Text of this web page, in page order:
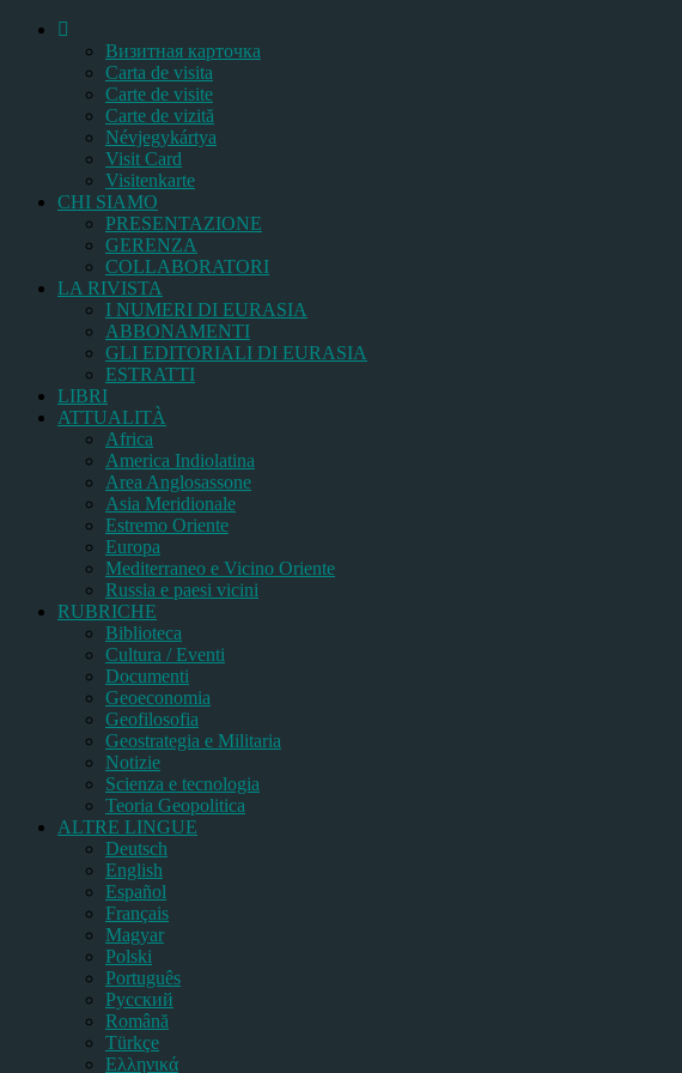
Bизитная карточка
Carta de visita
Carte de visite
Carte de vizită
Névjegykártya
Visit Card
Visitenkarte
CHI SIAMO
PRESENTAZIONE
GERENZA
COLLABORATORI
LA RIVISTA
I NUMERI DI EURASIA
ABBONAMENTI
GLI EDITORIALI DI EURASIA
ESTRATTI
LIBRI
ATTUALITÀ
Africa
America Indiolatina
Area Anglosassone
Asia Meridionale
Estremo Oriente
Europa
Mediterraneo e Vicino Oriente
Russia e paesi vicini
RUBRICHE
Biblioteca
Cultura / Eventi
Documenti
Geoeconomia
Geofilosofia
Geostrategia e Militaria
Notizie
Scienza e tecnologia
Teoria Geopolitica
ALTRE LINGUE
Deutsch
English
Español
Français
Magyar
Polski
Português
Pусский
Română
Türkçe
Ελληνικά